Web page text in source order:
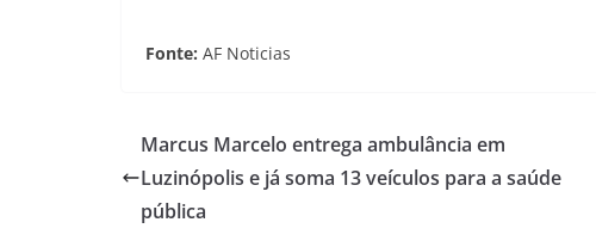
Fonte: AF Noticias
Marcus Marcelo entrega ambulância em
Luzinópolis e já soma 13 veículos para a saúde
pública